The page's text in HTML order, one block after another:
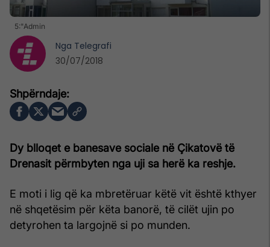
5:"Admin
Dy blloqet e banesave sociale në Çikatovë të
Drenasit përmbyten nga uji sa herë ka reshje.
E moti i lig që ka mbretëruar këtë vit është kthyer
në shqetësim për këta banorë, të cilët ujin po
detyrohen ta largojnë si po munden.
Nga Telegrafi
30/07/2018